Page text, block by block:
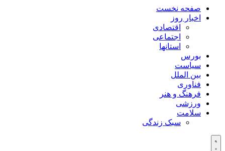
صفحه نخست
اخبار روز
اقتصادی
اجتماعی
استانها
بورس
سیاست
بین الملل
فناوری
فرهنگ و هنر
ورزشی
سلامت
سبک زندگی